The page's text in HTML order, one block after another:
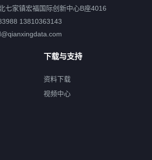
七家镇宏福国际创新中心B座4016
13810363143
下载与支持
资料下载
视频中心